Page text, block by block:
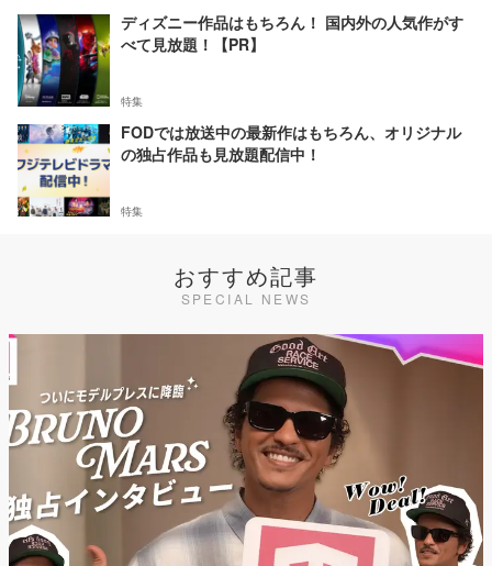
ディズニー作品はもちろん！ 国内外の人気作がす
べて見放題！【PR】
特集
FODでは放送中の最新作はもちろん、オリジナル
の独占作品も見放題配信中！
特集
おすすめ記事
SPECIAL NEWS